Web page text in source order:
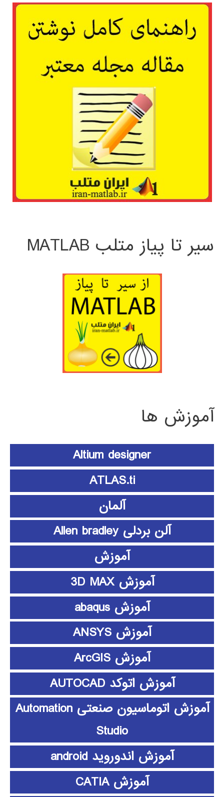
سیر تا پیاز متلب MATLAB
آموزش ها
Altium designer
ATLAS.ti
آلمان
آلن بردلی Allen bradley
آموزش
آموزش 3D MAX
آموزش abaqus
آموزش ANSYS
آموزش ArcGIS
آموزش اتوکد AUTOCAD
آموزش اتوماسیون صنعتی Automation
Studio
آموزش اندوروید android
آموزش CATIA